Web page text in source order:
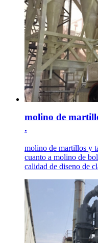
molino de
.
molino de martillos y
cuanto a molino de
calidad de diseno de